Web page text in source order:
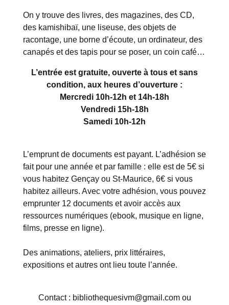
On y trouve des livres, des magazines, des CD,
des kamishibaï, une liseuse, des objets de
racontage, une borne d’écoute, un ordinateur, des
canapés et des tapis pour se poser, un coin café…
L’entrée est gratuite, ouverte à tous et sans
condition, aux heures d’ouverture :
Mercredi 10h-12h et 14h-18h
Vendredi 15h-18h
Samedi 10h-12h
L’emprunt de documents est payant. L’adhésion se
fait pour une année et par famille : elle est de 5€ si
vous habitez Gençay ou St-Maurice, 6€ si vous
habitez ailleurs. Avec votre adhésion, vous pouvez
emprunter 12 documents et avoir accès aux
ressources numériques (ebook, musique en ligne,
films, presse en ligne).
Des animations, ateliers, prix littéraires,
expositions et autres ont lieu toute l’année.
Contact : bibliothequesivm@gmail.com ou